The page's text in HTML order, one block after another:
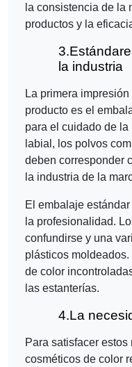
la consistencia de la
productos y la
3.
la industria
La primera
producto es el
para el cuidado de
labial, los polvos
deben corresponder
la industria de la
El embalaje
la profesionalidad.
confundirse y una
plásticos
de color
las estanterías.
4.La
Para satisfacer
cosméticos de color